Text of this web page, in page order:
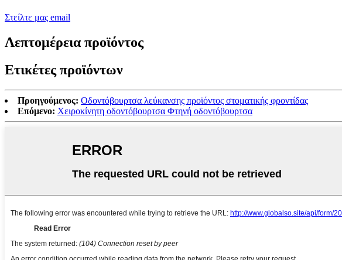
Στείλτε μας email
Λεπτομέρεια προϊόντος
Ετικέτες προϊόντων
Προηγούμενος: Οδοντόβουρτσα λεύκανσης προϊόντος στοματικής φροντίδας
Επόμενο: Χειροκίνητη οδοντόβουρτσα Φτηνή οδοντόβουρτσα